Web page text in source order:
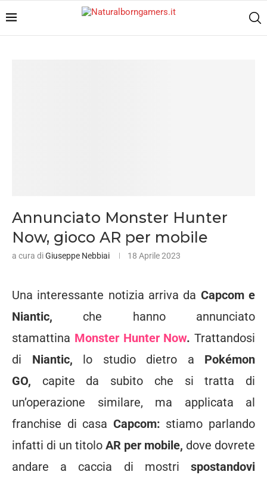
Annunciato Monster Hunter
Now, gioco AR per mobile
a cura diGiuseppe Nebbiai 18 Aprile 2023
Una interessante notizia arriva da Capcom e
Niantic, che hanno annunciato
stamattina Monster Hunter Now. Trattandosi
di Niantic, lo studio dietro a Pokémon
GO, capite da subito che si tratta di
un’operazione similare, ma applicata al
franchise di casa Capcom: stiamo parlando
infatti di un titolo AR per mobile, dove dovrete
andare a caccia di mostri spostandovi